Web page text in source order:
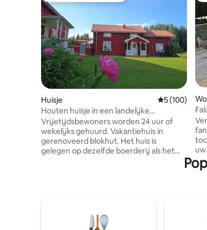
Huisje Gemiddelde
5 (100)
Houten huisje in een landelijke
omgeving. Svärdsjö, Falun.
Vrijetijdsbewoners worden 24 uur of
wekelijks gehuurd. Vakantiehuis in
gerenoveerd blokhut. Het huis is
gelegen op dezelfde boerderij als het
slaapkamer met twee
te